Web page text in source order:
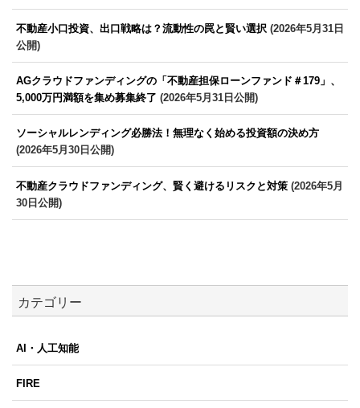
不動産小口投資、出口戦略は？流動性の罠と賢い選択 (2026年5月31日
公開)
AGクラウドファンディングの「不動産担保ローンファンド＃179」、
5,000万円満額を集め募集終了 (2026年5月31日公開)
ソーシャルレンディング必勝法！無理なく始める投資額の決め方
(2026年5月30日公開)
不動産クラウドファンディング、賢く避けるリスクと対策 (2026年5月
30日公開)
カテゴリー
AI・人工知能
FIRE